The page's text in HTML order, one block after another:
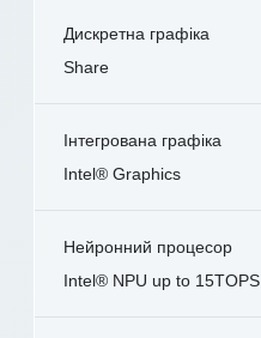
Дискретна графіка
Share
Інтегрована графіка
Intel® Graphics
Нейронний процесор
Intel® NPU up to 15TOPS